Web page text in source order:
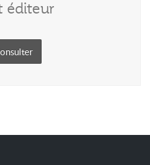
éditeur